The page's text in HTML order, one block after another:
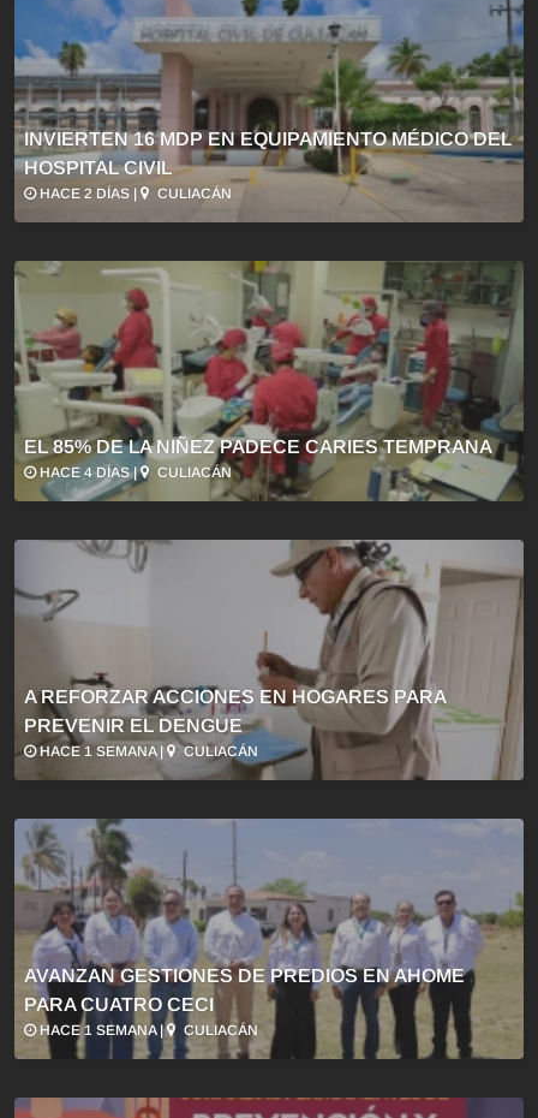
INVIERTEN 16 MDP EN EQUIPAMIENTO MÉDICO DEL
HOSPITAL CIVIL
HACE 2 DÍAS | CULIACÁN
EL 85% DE LA NIÑEZ PADECE CARIES TEMPRANA
HACE 4 DÍAS | CULIACÁN
A REFORZAR ACCIONES EN HOGARES PARA
PREVENIR EL DENGUE
HACE 1 SEMANA | CULIACÁN
AVANZAN GESTIONES DE PREDIOS EN AHOME
PARA CUATRO CECI
HACE 1 SEMANA | CULIACÁN